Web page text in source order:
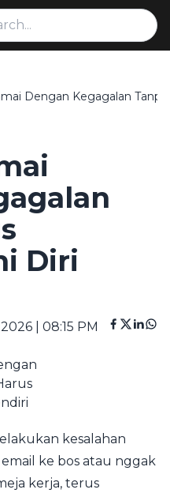
Dengan Kegagalan
Diri
| 08:15 PM
kesalahan
ke bos atau nggak
kerja, terus